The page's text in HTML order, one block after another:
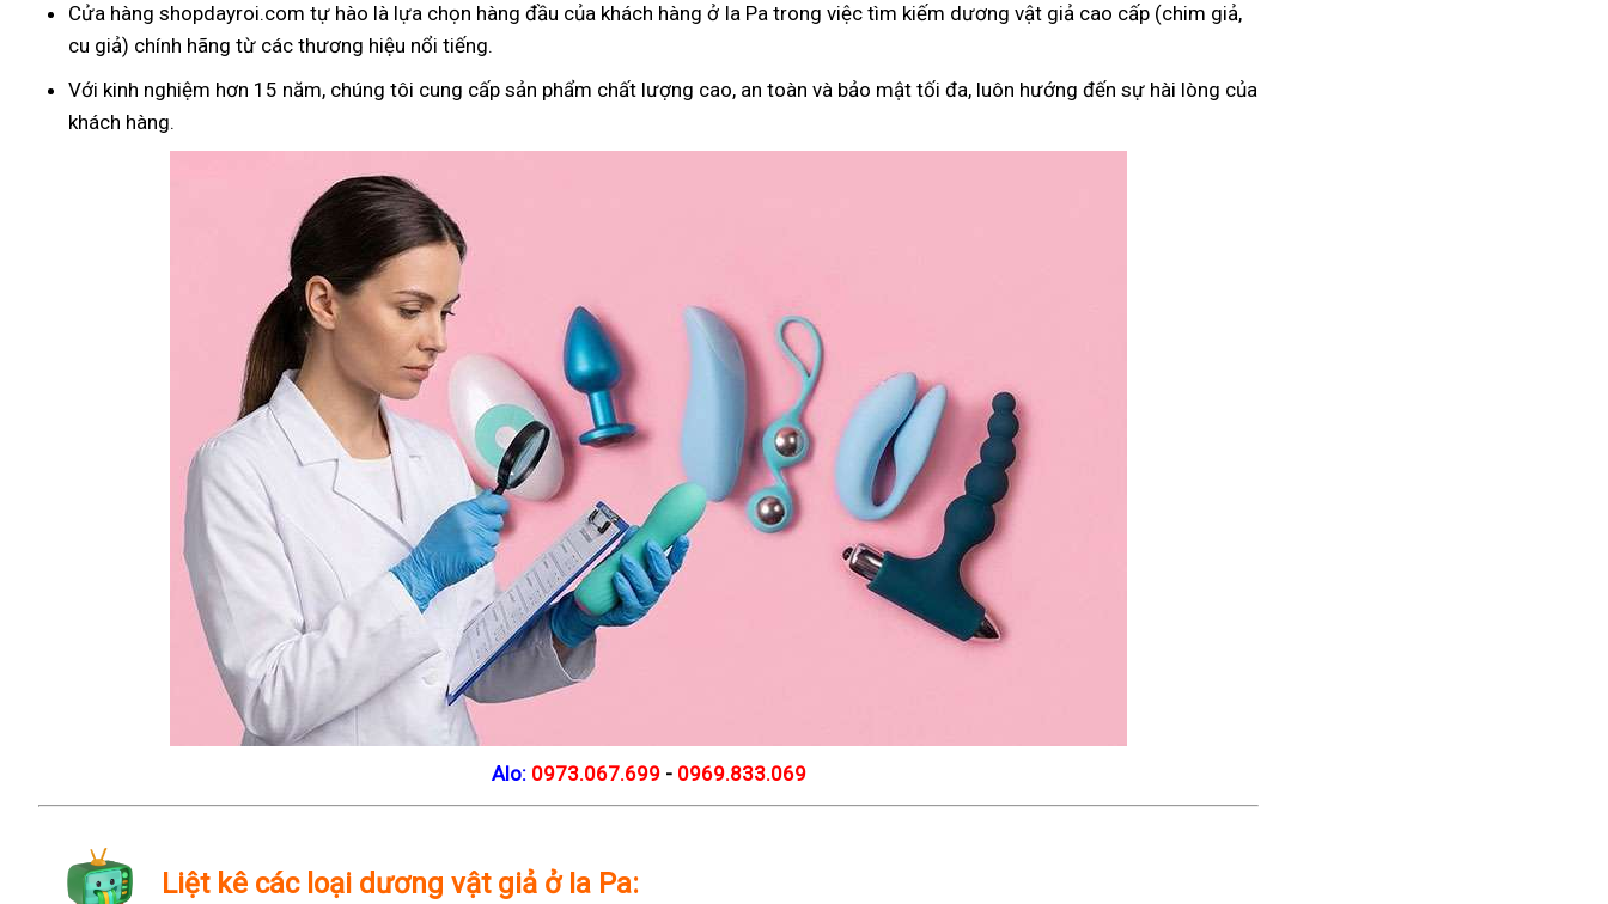
Cửa hàng shopdayroi.com tự hào là lựa chọn hàng đầu của khách hàng ở Ia Pa trong việc tìm kiếm dương vật giả cao cấp (chim giả,
cu giả) chính hãng từ các thương hiệu nổi tiếng.
Với kinh nghiệm hơn 15 năm, chúng tôi cung cấp sản phẩm chất lượng cao, an toàn và bảo mật tối đa, luôn hướng đến sự hài lòng của
khách hàng.
Alo: 0973.067.699 - 0969.833.069
Liệt kê các loại dương vật giả ở Ia Pa: